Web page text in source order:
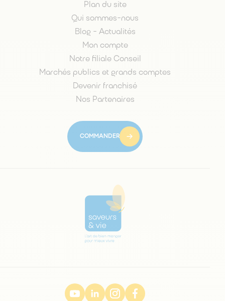
Plan du site
Qui sommes-nous
Blog - Actualités
Mon compte
Notre filiale Conseil
Marchés publics et grands comptes
Devenir franchisé
Nos Partenaires
COMMANDER